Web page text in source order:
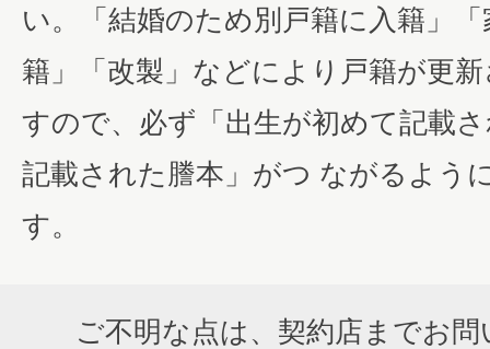
い。「結婚のため別戸籍に入籍」
籍」「改製」などにより戸籍が更
すので、必ず「出生が初めて記載
記載された謄本」がつ ながるよう
す。
ご不明な点は、契約店までお